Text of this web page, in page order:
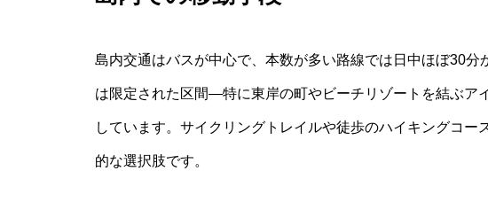
島内交通はバスが中心で、本数が多い路線では日中ほぼ30
は限定された区間―特に東岸の町やビーチリゾートを結ぶア
しています。サイクリングトレイルや徒歩のハイキングコー
的な選択肢です。